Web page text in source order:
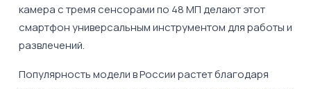
камера с тремя сенсорами по 48 МП делают этот
смартфон универсальным инструментом для работы и
развлечений.
Популярность модели в России растет благодаря